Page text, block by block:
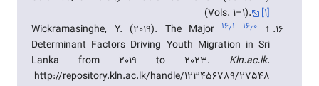
(Vols. 1–1).
[۱]
↑
۱۶٫۰ ۱۶٫۱
Wickramasinghe, Y. (2019). The Major
Determinant Factors Driving Youth Migration in Sri
Lanka from 2019 to 2023. Kln.ac.lk.
http://repository.kln.ac.lk/handle/123456789/27548